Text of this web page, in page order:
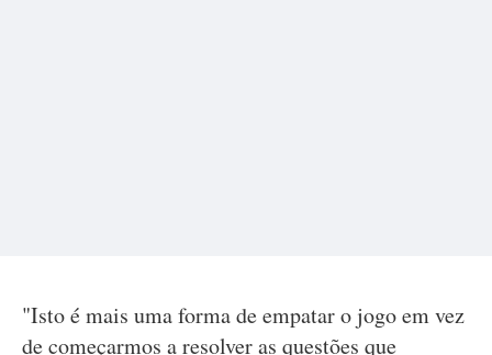
"Isto é mais uma forma de empatar o jogo em vez
de começarmos a resolver as questões que